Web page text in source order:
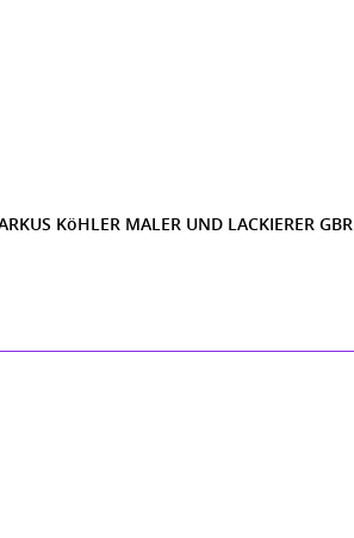
KöHLER MALER UND LACKIERER GBR